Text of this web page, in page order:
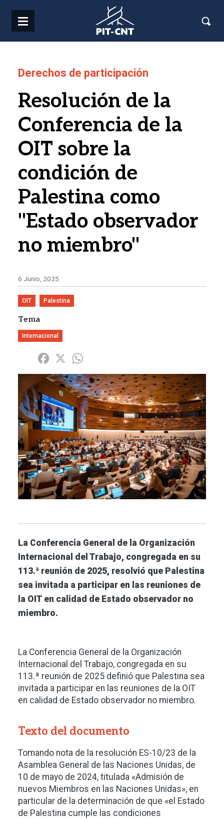
Derechos de participación
Resolución de la
Conferencia de la
OIT sobre la
condición de
Palestina como
"Estado observador
no miembro"
6 Junio, 2025
OIT Palestina
Tema
Internacional
Share Facebook
X
Imagen
La Conferencia General de la Organización
Internacional del Trabajo, congregada en su
113.ª reunión de 2025, resolvió que Palestina
sea invitada a participar en las reuniones de
la OIT en calidad de Estado observador no
miembro.
La Conferencia General de la Organización
Internacional del Trabajo, congregada en su
113.ª reunión de 2025 definió que Palestina sea
invitada a participar en las reuniones de la OIT
en calidad de Estado observador no miembro.
Texto del documento
Tomando nota de la resolución ES-10/23 de la
Asamblea General de las Naciones Unidas, de
10 de mayo de 2024, titulada «Admisión de
nuevos Miembros en las Naciones Unidas», en
particular de la determinación de que «el Estado
de Palestina cumple las condiciones